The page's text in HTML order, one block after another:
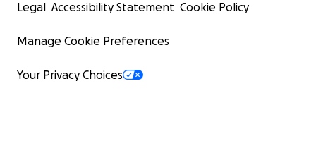
Legal Accessibility Statement Cookie Policy
Manage Cookie Preferences
Your Privacy Choices